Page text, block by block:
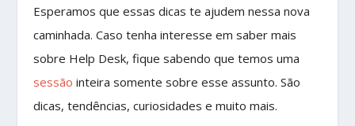
Esperamos que essas dicas te ajudem nessa nova
caminhada. Caso tenha interesse em saber mais
sobre Help Desk, fique sabendo que temos uma
sessão inteira somente sobre esse assunto. São
dicas, tendências, curiosidades e muito mais.